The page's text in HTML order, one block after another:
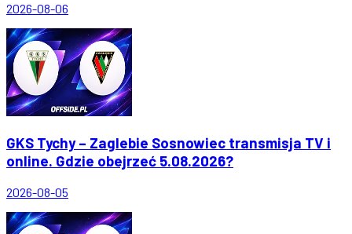
2026-08-06
GKS Tychy – Zaglebie Sosnowiec transmisja TV i
online. Gdzie obejrzeć 5.08.2026?
2026-08-05